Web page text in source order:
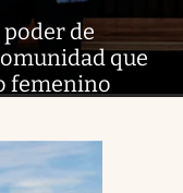
poder de
que
femenino